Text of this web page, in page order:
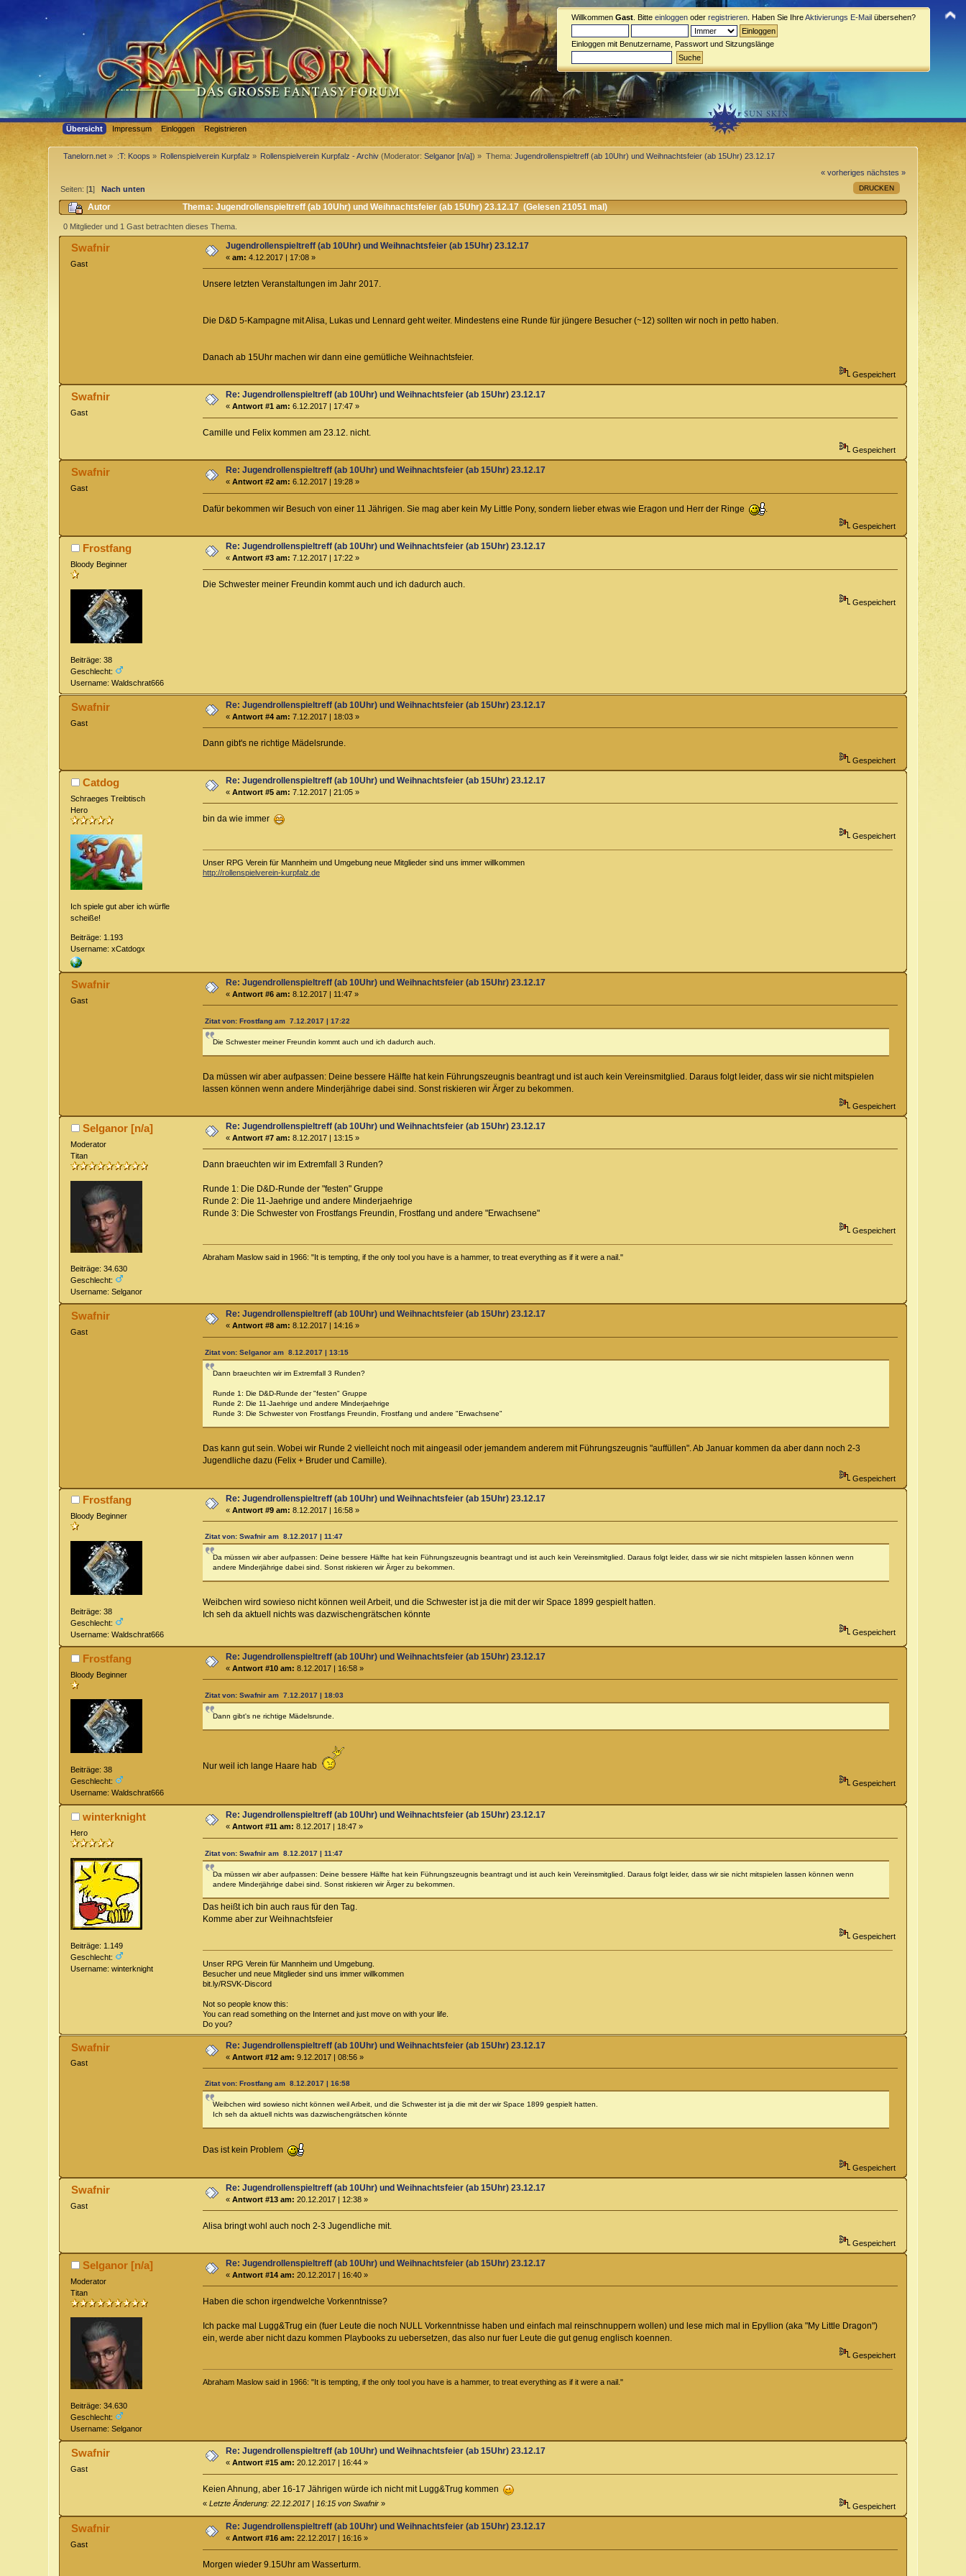
Willkommen Gast . Bitte einloggen oder registrieren . Haben Sie IhreAktivierungs E-Mail übersehen?
Einloggen mit Benutzername, Passwort und Sitzungslänge
Übersicht Impressum Einloggen Registrieren
Tanelorn.net » :T: Koops » Rollenspielverein Kurpfalz » Rollenspielverein Kurpfalz - Archiv (Moderator:Selganor [n/a]) » Thema: Jugendrollenspieltreff (ab 10Uhr) und Weihnachtsfeier (ab 15Uhr) 23.12.17
« vorheriges nächstes »
DRUCKEN
Seiten: [1]Nach unten
Autor Thema: Jugendrollenspieltreff (ab 10Uhr) und Weihnachtsfeier (ab 15Uhr) 23.12.17 (Gelesen 21051 mal)
0 Mitglieder und 1 Gast betrachten dieses Thema.
Swafnir
Gast
Jugendrollenspieltreff (ab 10Uhr) und Weihnachtsfeier (ab 15Uhr) 23.12.17
«am: 4.12.2017 | 17:08 »
Unsere letzten Veranstaltungen im Jahr 2017.
Die D&D 5-Kampagne mit Alisa, Lukas und Lennard geht weiter. Mindestens eine Runde für jüngere Besucher (~12) sollten wir noch in petto haben.
Danach ab 15Uhr machen wir dann eine gemütliche Weihnachtsfeier.
Gespeichert
Swafnir
Gast
Re: Jugendrollenspieltreff (ab 10Uhr) und Weihnachtsfeier (ab 15Uhr) 23.12.17
«Antwort #1 am: 6.12.2017 | 17:47 »
Camille und Felix kommen am 23.12. nicht.
Gespeichert
Swafnir
Gast
Re: Jugendrollenspieltreff (ab 10Uhr) und Weihnachtsfeier (ab 15Uhr) 23.12.17
«Antwort #2 am: 6.12.2017 | 19:28 »
Dafür bekommen wir Besuch von einer 11 Jährigen. Sie mag aber kein My Little Pony, sondern lieber etwas wie Eragon und Herr der Ringe .
Gespeichert
Frostfang
Bloody Beginner
Beiträge: 38
Geschlecht:
Username: Waldschrat666
Re: Jugendrollenspieltreff (ab 10Uhr) und Weihnachtsfeier (ab 15Uhr) 23.12.17
«Antwort #3 am: 7.12.2017 | 17:22 »
Die Schwester meiner Freundin kommt auch und ich dadurch auch.
Gespeichert
Swafnir
Gast
Re: Jugendrollenspieltreff (ab 10Uhr) und Weihnachtsfeier (ab 15Uhr) 23.12.17
«Antwort #4 am: 7.12.2017 | 18:03 »
Dann gibt's ne richtige Mädelsrunde.
Gespeichert
Catdog
Schraeges Treibtisch
Hero
Ich spiele gut aber ich würfle
scheiße!
Beiträge: 1.193
Username: xCatdogx
Re: Jugendrollenspieltreff (ab 10Uhr) und Weihnachtsfeier (ab 15Uhr) 23.12.17
«Antwort #5 am: 7.12.2017 | 21:05 »
bin da wie immer
Gespeichert
Unser RPG Verein für Mannheim und Umgebung neue Mitglieder sind uns immer willkommen
http://rollenspielverein-kurpfalz.de
Swafnir
Gast
Re: Jugendrollenspieltreff (ab 10Uhr) und Weihnachtsfeier (ab 15Uhr) 23.12.17
«Antwort #6 am: 8.12.2017 | 11:47 »
Zitat von: Frostfang am 7.12.2017 | 17:22
Die Schwester meiner Freundin kommt auch und ich dadurch auch.
Da müssen wir aber aufpassen: Deine bessere Hälfte hat kein Führungszeugnis beantragt und ist auch kein Vereinsmitglied. Daraus folgt leider, dass wir sie nicht mitspielen
lassen können wenn andere Minderjährige dabei sind. Sonst riskieren wir Ärger zu bekommen.
Gespeichert
Selganor [n/a]
Moderator
Titan
Beiträge: 34.630
Geschlecht:
Username: Selganor
Re: Jugendrollenspieltreff (ab 10Uhr) und Weihnachtsfeier (ab 15Uhr) 23.12.17
«Antwort #7 am: 8.12.2017 | 13:15 »
Dann braeuchten wir im Extremfall 3 Runden?
Runde 1: Die D&D-Runde der "festen" Gruppe
Runde 2: Die 11-Jaehrige und andere Minderjaehrige
Runde 3: Die Schwester von Frostfangs Freundin, Frostfang und andere "Erwachsene"
Gespeichert
Abraham Maslow said in 1966: "It is tempting, if the only tool you have is a hammer, to treat everything as if it were a nail."
Swafnir
Gast
Re: Jugendrollenspieltreff (ab 10Uhr) und Weihnachtsfeier (ab 15Uhr) 23.12.17
«Antwort #8 am: 8.12.2017 | 14:16 »
Zitat von: Selganor am 8.12.2017 | 13:15
Dann braeuchten wir im Extremfall 3 Runden?
Runde 1: Die D&D-Runde der "festen" Gruppe
Runde 2: Die 11-Jaehrige und andere Minderjaehrige
Runde 3: Die Schwester von Frostfangs Freundin, Frostfang und andere "Erwachsene"
Das kann gut sein. Wobei wir Runde 2 vielleicht noch mit aingeasil oder jemandem anderem mit Führungszeugnis "auffüllen". Ab Januar kommen da aber dann noch 2-3
Jugendliche dazu (Felix + Bruder und Camille).
Gespeichert
Frostfang
Bloody Beginner
Beiträge: 38
Geschlecht:
Username: Waldschrat666
Re: Jugendrollenspieltreff (ab 10Uhr) und Weihnachtsfeier (ab 15Uhr) 23.12.17
«Antwort #9 am: 8.12.2017 | 16:58 »
Zitat von: Swafnir am 8.12.2017 | 11:47
Da müssen wir aber aufpassen: Deine bessere Hälfte hat kein Führungszeugnis beantragt und ist auch kein Vereinsmitglied. Daraus folgt leider, dass wir sie nicht mitspielen lassen können wenn
andere Minderjährige dabei sind. Sonst riskieren wir Ärger zu bekommen.
Weibchen wird sowieso nicht können weil Arbeit, und die Schwester ist ja die mit der wir Space 1899 gespielt hatten.
Ich seh da aktuell nichts was dazwischengrätschen könnte
Gespeichert
Frostfang
Bloody Beginner
Beiträge: 38
Geschlecht:
Username: Waldschrat666
Re: Jugendrollenspieltreff (ab 10Uhr) und Weihnachtsfeier (ab 15Uhr) 23.12.17
«Antwort #10 am: 8.12.2017 | 16:58 »
Zitat von: Swafnir am 7.12.2017 | 18:03
Dann gibt's ne richtige Mädelsrunde.
Nur weil ich lange Haare hab
Gespeichert
winterknight
Hero
Beiträge: 1.149
Geschlecht:
Username: winterknight
Re: Jugendrollenspieltreff (ab 10Uhr) und Weihnachtsfeier (ab 15Uhr) 23.12.17
«Antwort #11 am: 8.12.2017 | 18:47 »
Zitat von: Swafnir am 8.12.2017 | 11:47
Da müssen wir aber aufpassen: Deine bessere Hälfte hat kein Führungszeugnis beantragt und ist auch kein Vereinsmitglied. Daraus folgt leider, dass wir sie nicht mitspielen lassen können wenn
andere Minderjährige dabei sind. Sonst riskieren wir Ärger zu bekommen.
Das heißt ich bin auch raus für den Tag.
Komme aber zur Weihnachtsfeier
Gespeichert
Unser RPG Verein für Mannheim und Umgebung.
Besucher und neue Mitglieder sind uns immer willkommen
bit.ly/RSVK-Discord
Not so people know this:
You can read something on the Internet and just move on with your life.
Do you?
Swafnir
Gast
Re: Jugendrollenspieltreff (ab 10Uhr) und Weihnachtsfeier (ab 15Uhr) 23.12.17
«Antwort #12 am: 9.12.2017 | 08:56 »
Zitat von: Frostfang am 8.12.2017 | 16:58
Weibchen wird sowieso nicht können weil Arbeit, und die Schwester ist ja die mit der wir Space 1899 gespielt hatten.
Ich seh da aktuell nichts was dazwischengrätschen könnte
Das ist kein Problem
Gespeichert
Swafnir
Gast
Re: Jugendrollenspieltreff (ab 10Uhr) und Weihnachtsfeier (ab 15Uhr) 23.12.17
«Antwort #13 am: 20.12.2017 | 12:38 »
Alisa bringt wohl auch noch 2-3 Jugendliche mit.
Gespeichert
Selganor [n/a]
Moderator
Titan
Beiträge: 34.630
Geschlecht:
Username: Selganor
Re: Jugendrollenspieltreff (ab 10Uhr) und Weihnachtsfeier (ab 15Uhr) 23.12.17
«Antwort #14 am: 20.12.2017 | 16:40 »
Haben die schon irgendwelche Vorkenntnisse?
Ich packe mal Lugg&Trug ein (fuer Leute die noch NULL Vorkenntnisse haben und einfach mal reinschnuppern wollen) und lese mich mal in Epyllion (aka "My Little Dragon")
ein, werde aber nicht dazu kommen Playbooks zu uebersetzen, das also nur fuer Leute die gut genug englisch koennen.
Gespeichert
Abraham Maslow said in 1966: "It is tempting, if the only tool you have is a hammer, to treat everything as if it were a nail."
Swafnir
Gast
Re: Jugendrollenspieltreff (ab 10Uhr) und Weihnachtsfeier (ab 15Uhr) 23.12.17
«Antwort #15 am: 20.12.2017 | 16:44 »
Keien Ahnung, aber 16-17 Jährigen würde ich nicht mit Lugg&Trug kommen
« Letzte Änderung: 22.12.2017 | 16:15 von Swafnir» Gespeichert
Swafnir
Gast
Re: Jugendrollenspieltreff (ab 10Uhr) und Weihnachtsfeier (ab 15Uhr) 23.12.17
«Antwort #16 am: 22.12.2017 | 16:16 »
Morgen wieder 9.15Uhr am Wasserturm.